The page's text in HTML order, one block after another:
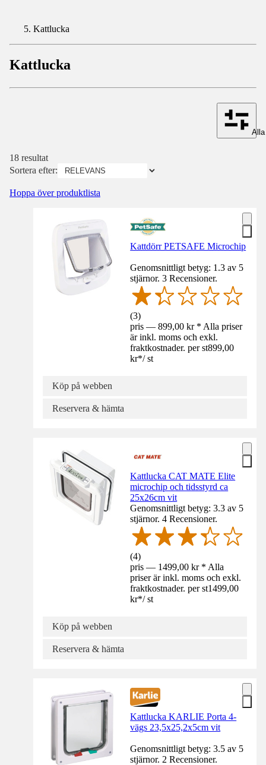
Kattlucka
Kattlucka
18 resultat
Sortera efter:
Hoppa över produktlista
Kattdörr PETSAFE Microchip
Genomsnittligt betyg: 1.3 av 5
stjärnor. 3 Recensioner.
(3)
pris — 899,00 kr * Alla priser
är inkl. moms och exkl.
fraktkostnader. per st899,00
kr*/ st
Köp på webben
Reservera & hämta
Kattlucka CAT MATE Elite
microchip och tidsstyrd ca
25x26cm vit
Genomsnittligt betyg: 3.3 av 5
stjärnor. 4 Recensioner.
(4)
pris — 1499,00 kr * Alla
priser är inkl. moms och exkl.
fraktkostnader. per st1499,00
kr*/ st
Köp på webben
Reservera & hämta
Kattlucka KARLIE Porta 4-
vägs 23,5x25,2x5cm vit
Genomsnittligt betyg: 3.5 av 5
stjärnor. 2 Recensioner.